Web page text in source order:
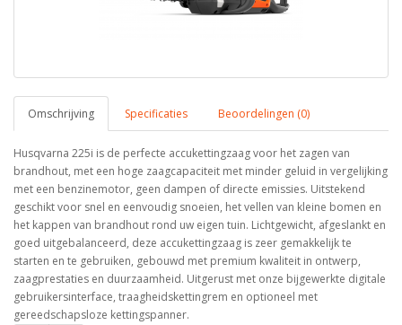
Omschrijving Specificaties Beoordelingen (0)
Husqvarna 225i is de perfecte accukettingzaag voor het zagen van
brandhout, met een hoge zaagcapaciteit met minder geluid in vergelijking
met een benzinemotor, geen dampen of directe emissies. Uitstekend
geschikt voor snel en eenvoudig snoeien, het vellen van kleine bomen en
het kappen van brandhout rond uw eigen tuin. Lichtgewicht, afgeslankt en
goed uitgebalanceerd, deze accukettingzaag is zeer gemakkelijk te
starten en te gebruiken, gebouwd met premium kwaliteit in ontwerp,
zaagprestaties en duurzaamheid. Uitgerust met onze bijgewerkte digitale
gebruikersinterface, traagheidskettingrem en optioneel met
gereedschapsloze kettingspanner.